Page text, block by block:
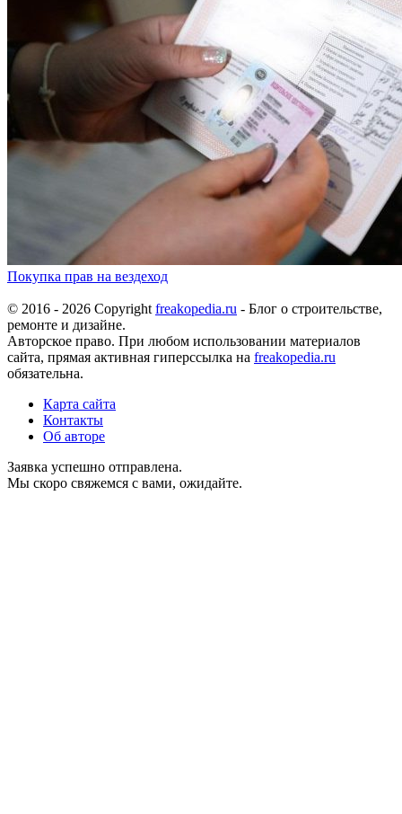
Покупка прав на вездеход
© 2016 - 2026 Copyrightfreakopedia.ru - Блог о строительстве,
ремонте и дизайне.
Авторское право. При любом использовании материалов
сайта, прямая активная гиперссылка на freakopedia.ru
обязательна.
Карта сайта
Контакты
Об авторе
Заявка успешно отправлена.
Мы скоро свяжемся с вами, ожидайте.